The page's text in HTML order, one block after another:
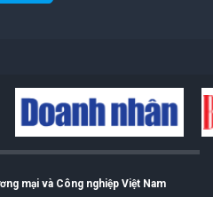
mại và Công nghiệp Việt Nam